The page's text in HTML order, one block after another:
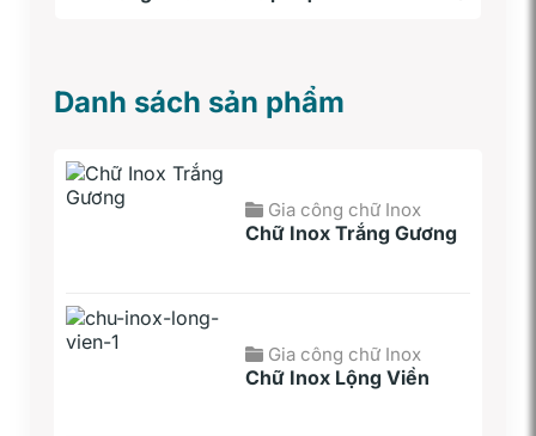
Danh sách sản phẩm
Gia công chữ Inox
Chữ Inox Trắng Gương
Gia công chữ Inox
Chữ Inox Lộng Viền